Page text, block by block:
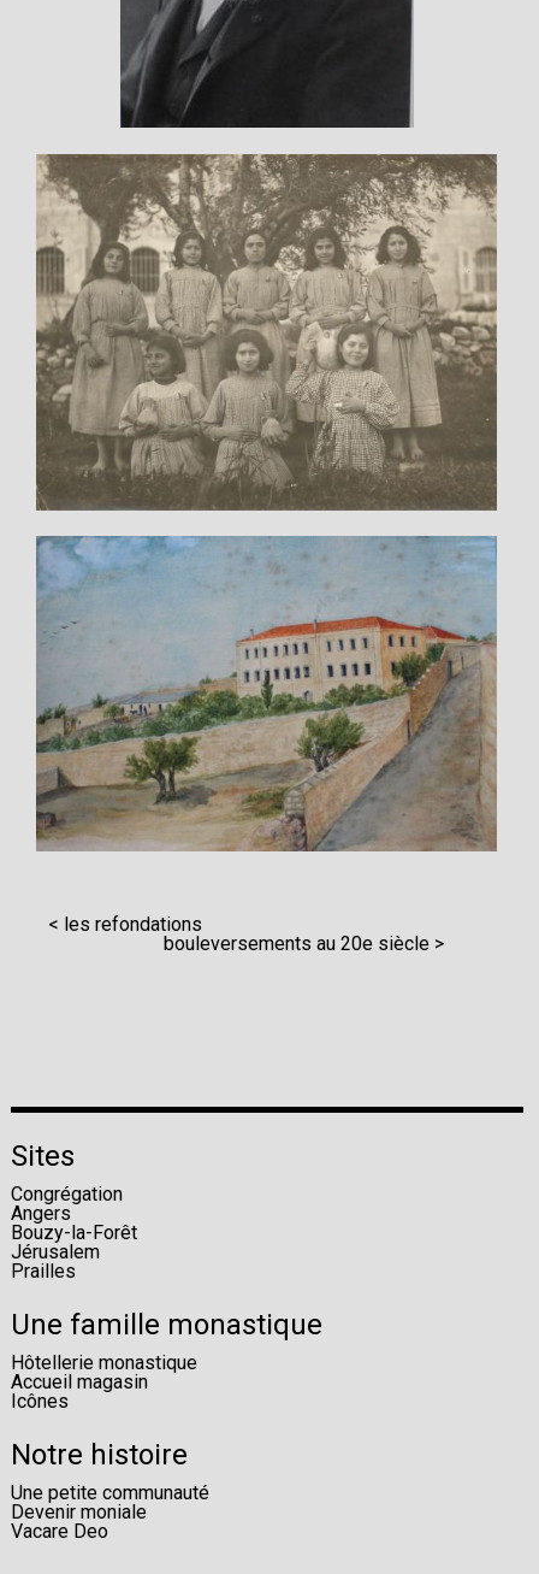
< les refondations
bouleversements au 20e siècle >
Sites
Congrégation
Angers
Bouzy-la-Forêt
Jérusalem
Prailles
Une famille monastique
Hôtellerie monastique
Accueil magasin
Icônes
Notre histoire
Une petite communauté
Devenir moniale
Vacare Deo